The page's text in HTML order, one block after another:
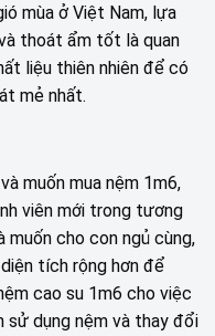
mùa ở Việt Nam, lựa
thoát ẩm tốt là quan
liệu thiên nhiên để có
mẻ nhất.
muốn mua nệm 1m6,
viên mới trong tương
muốn cho con ngủ cùng,
tích rộng hơn để
cao su 1m6 cho việc
sử dụng nệm và thay đổi